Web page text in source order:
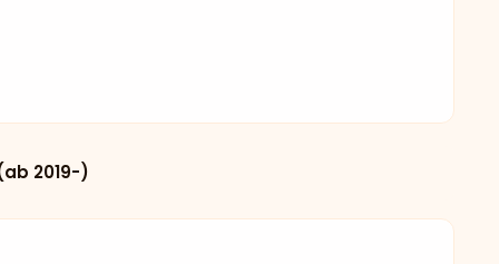
2019-)